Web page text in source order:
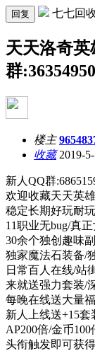
回复 七七回
天天洛奇
群
楼主
收藏2019-
新人QQ群
欢迎收藏天天英
稳定长期好玩耐
11职业无bug/真
30余个独创趣味
独家魔法石装备/
日常百人在线/站
来就送强力套装/
每晚在线送大量
新人上线送+15
AP200倍/金币
头衔触发即可获